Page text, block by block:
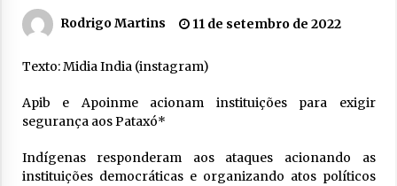
Rodrigo Martins 11 de setembro de 2022
Texto: Midia India (instagram)
Apib e Apoinme acionam instituições para exigir
segurança aos Pataxó*
Indígenas responderam aos ataques acionando as
instituições democráticas e organizando atos políticos